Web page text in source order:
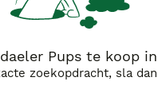
Pups te koop
zoekopdracht, sla